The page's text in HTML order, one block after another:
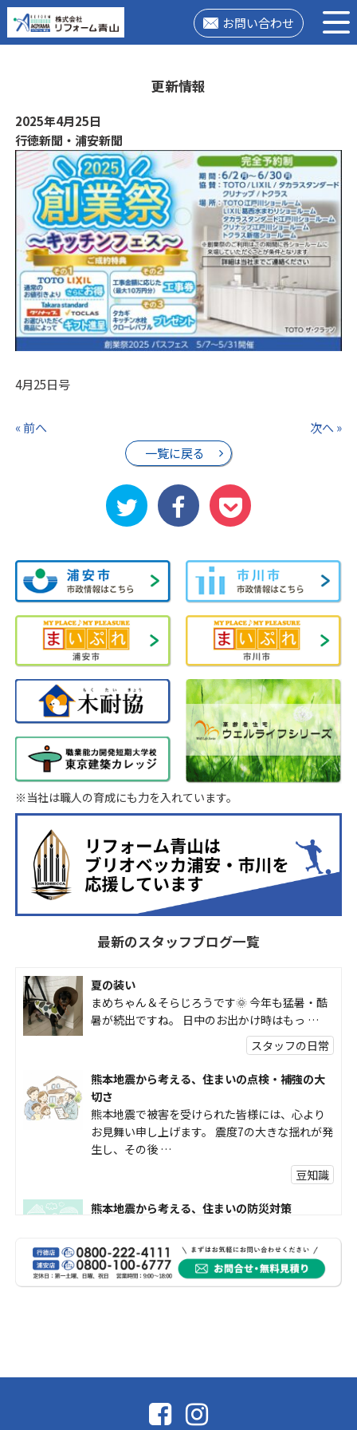
お問い合わせ
更新情報
2025年4月25日
行徳新聞・浦安新聞
4月25日号
« 前へ
一覧に戻る
次へ »
※当社は職人の育成にも力を入れています。
最新のスタッフブログ一覧
夏の装い
まめちゃん＆そらじろうです🌞 今年も猛暑・酷
暑が続出ですね。 日中のお出かけ時はもっ …
スタッフの日常
熊本地震から考える、住まいの点検・補強の大
切さ
熊本地震で被害を受けられた皆様には、心より
お見舞い申し上げます。 震度7の大きな揺れが発
生し、その後 …
豆知識
熊本地震から考える、住まいの防災対策
受けられた皆様に、心よりお見舞い申し上げま
す。 今回の地震 …
社長コラム